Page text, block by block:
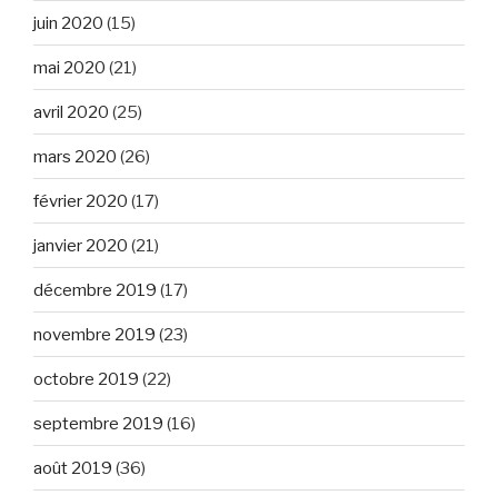
juin 2020 (15)
mai 2020 (21)
avril 2020 (25)
mars 2020 (26)
février 2020 (17)
janvier 2020 (21)
décembre 2019 (17)
novembre 2019 (23)
octobre 2019 (22)
septembre 2019 (16)
août 2019 (36)